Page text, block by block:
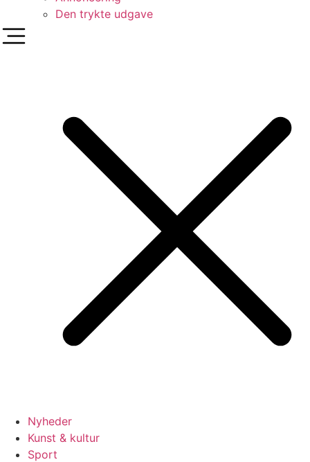
Den trykte udgave
Nyheder
Kunst & kultur
Sport